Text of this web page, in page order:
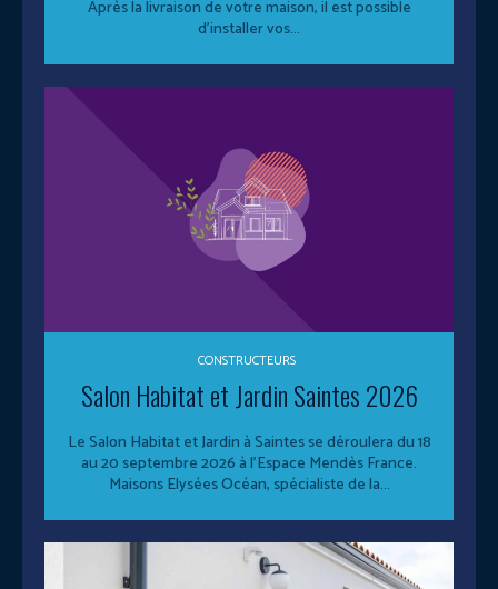
Après la livraison de votre maison, il est possible
d’installer vos...
CONSTRUCTEURS
Salon Habitat et Jardin Saintes 2026
Le Salon Habitat et Jardin à Saintes se déroulera du 18
au 20 septembre 2026 à l’Espace Mendès France.
Maisons Elysées Océan, spécialiste de la...